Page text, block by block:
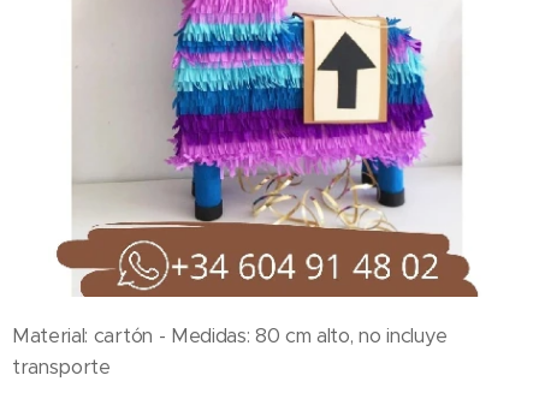
Material: cartón - Medidas: 80 cm alto, no incluye
transporte